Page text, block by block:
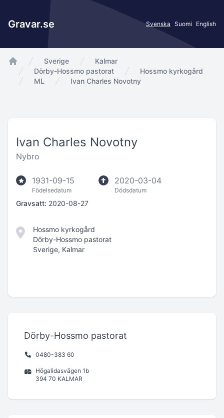
Gravar.se Svenska Suomi English
app.Start
Sverige
Kalmar
Dörby-Hossmo pastorat
Hossmo kyrkogård
ML
Ivan Charles Novotny
Ivan Charles Novotny
Nybro
1931-09-15
Födelsedatum
2020-03-04
Dödsdatum
Gravsatt: 2020-08-27
Hossmo kyrkogård
Dörby-Hossmo pastorat
Sverige, Kalmar
Dörby-Hossmo pastorat
0480-383 60
Högalidasvägen 1b
394 70 KALMAR